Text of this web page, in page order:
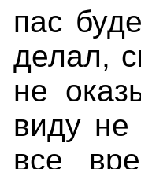
пас
делал,
не
виду не
все